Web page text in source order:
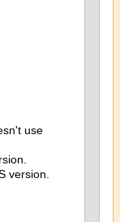
use
version.